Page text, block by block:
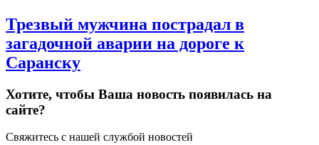
Трезвый мужчина пострадал в
загадочной аварии на дороге к
Саранску
Хотите, чтобы Ваша новость появилась на
сайте?
Свяжитесь с нашей службой новостей